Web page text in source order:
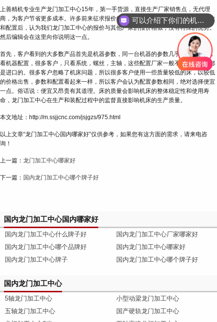
上善精机专业生产龙门加工中心15年，第一手货源，直接生产厂家销售点，无代理
商，为客户节省更多成本。许多前来征求报价的顾客提出了这个问题。客户看了参数
和配置后，认为我们龙门加工中心的报价与其他厂家的报价相似，没有特殊的优势。
然后编辑会在这里向你说明这一点。
首先，客户看到的大多数产品首先是机器参数，同一台机器的参数几乎相同。另外，
看机器配置，很多客户，只看系统，螺丝，主轴，这些配置厂家一般不自行生产，都
是进口的。很多客户忽略了机床问题，所以很多客户使用一些质量较低的床，以较低
的价格出售，参数和配置看起来一样，所以客户会认为配置参数相同，绝对选择便宜
一点。俗话说：便宜又昂贵有其道理。床的质量会影响机床的整体稳定性和使用寿
命，龙门加工中心在生产和装配过程中的监督直接影响机床的生产质量。
本文地址：http://m.ssjjcnc.com/jsjgzs/975.html
以上文章“龙门加工中心国内哪家好”仅供参考，如果您有这方面的需求，请来电咨
询！
上一篇： 龙门加工中心哪家好
下一篇： 国内龙门加工中心哪个牌子好
国内龙门加工中心国内哪家好
国内龙门加工中心什么牌子好
国内龙门加工中心哪个品牌好
国内龙门加工中心牌子
国内龙门加工中心厂家哪家好
国内龙门加工中心哪家好
国内龙门加工中心哪个牌子好
国内龙门加工中心
5轴龙门加工中心
五轴龙门加工中心
小型动梁龙门加工中心
国产硬轨龙门加工中心
可以介绍下你们的机床吗？